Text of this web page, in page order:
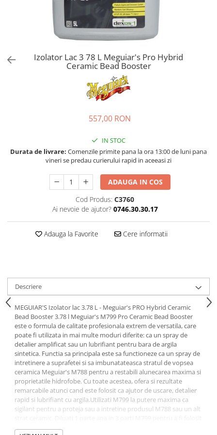
Bord | Plastice Interioare
Parfumuri | Odorizante
CEARA | SEALANT | TRATAMENTE
PROTECTIE | COATING CERAMIC
POLISH | SLEFUIRE | BURETI
ACCESORII | ECHIPAMENTE |
Izolator Lac 3 78 L Meguiar's Pro Hybrid
Ceramic Bead Booster
557,00 RON
IN STOC
Durata de livrare: Comenzile primite pana la ora 13:00 de luni pana
vineri se predau curierului rapid in aceeasi zi
ADAUGA IN COS
Cod Produs: C3760
Ai nevoie de ajutor? 0746.30.30.17
Adauga la Favorite Cere informatii
Descriere
MEGUIAR'S Izolator lac 3.78 L - Meguiar's PRO Hybrid Ceramic
Bead Booster 3.78 l Meguiar's M799 Pro Ceramic Bead Booster
este o formula de calitate profesionala extrem de versatila, care
poate fi utilizata in mai multe moduri diferite: ca un spray de
detalier amplificat sau un lubrifiant pentru bara de argila
sintetica. Functia sa principala este sa functioneze ca un spray de
intretinere a suprafetei si sa imbunatateasca stratul de vopsea
ceramica Meguiar's M788 pentru a restabili alunecarea maxima si
proprietatile hidrofobe. Cu toate acestea, ofera si rezultate
remarcabile atunci cand este folosit ca ajutor de uscare, detalier
rapid si lubrifiant cu argila.Utilizati M799 la putere maxima ca
sigilant pentru a proteja sau a intretine produsul M788 sau un alt
ca lubrifiant de argila sau auxiliar de uscare, sau diluati 1 parte